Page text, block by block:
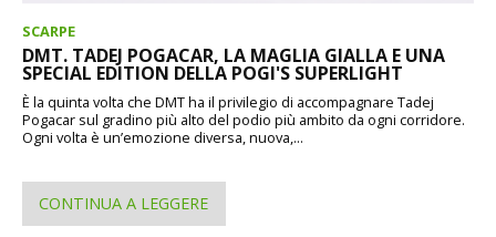
SCARPE
DMT. TADEJ POGACAR, LA MAGLIA GIALLA E UNA
SPECIAL EDITION DELLA POGI'S SUPERLIGHT
È la quinta volta che DMT ha il privilegio di accompagnare Tadej
Pogacar sul gradino più alto del podio più ambito da ogni corridore.
Ogni volta è un’emozione diversa, nuova,...
CONTINUA A LEGGERE